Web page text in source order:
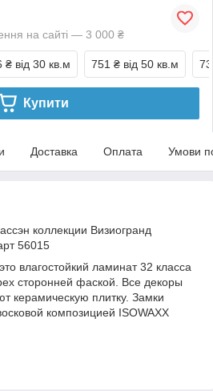
на сайті — 3 000 ₴
₴ від 30 кв.м 751 ₴ від 50 кв.м
Купити
Доставка Оплата Умови
коллекции Визиогранд
56015
влагостойкий ламинат 32 класса
сторонней фаской. Все декоры
керамическую плитку. Замки
композицией ISOWAXX